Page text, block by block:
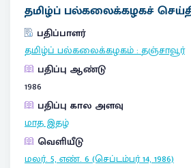
தமிழ்ப் பல்கலைக்கழகச்
பதிப்பாளர்
தமிழ்ப் பல்கலைக்கழகம்:தஞ்சாவூர்
பதிப்பு ஆண்டு
1986
பதிப்பு கால அளவு
மாத இதழ்
வெளியீடு
மலர். 5, எண். 6 (செப்டம்பர் 14, 1986)